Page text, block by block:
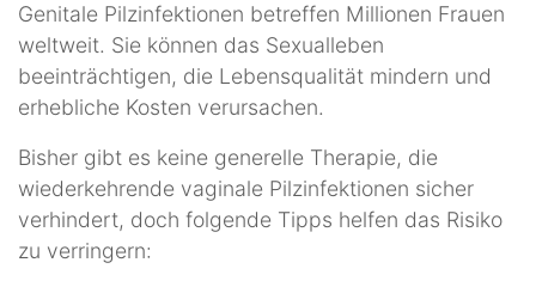
Genitale Pilzinfektionen betreffen Millionen Frauen
weltweit. Sie können das Sexualleben
beeinträchtigen, die Lebensqualität mindern und
erhebliche Kosten verursachen.
Bisher gibt es keine generelle Therapie, die
wiederkehrende vaginale Pilzinfektionen sicher
verhindert, doch folgende Tipps helfen das Risiko
zu verringern: